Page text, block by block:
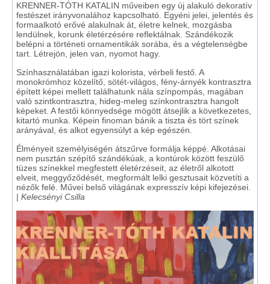
KRENNER-TÓTH KATALIN műveiben egy új alakuló dekoratív
festészet irányvonalához kapcsolható. Egyéni jelei, jelentés és
formaalkotó erővé alakulnak át, életre kelnek, mozgásba
lendülnek, korunk életérzésére reflektálnak. Szándékozik
belépni a történeti ornamentikák sorába, és a végtelenségbe
tart. Létrejön, jelen van, nyomot hagy.
Színhasználatában igazi kolorista, vérbeli festő. A
monokrómhoz közelítő, sötét-világos, fény-árnyék kontrasztra
épített képei mellett találhatunk nála színpompás, magában
való szintkontrasztra, hideg-meleg színkontrasztra hangolt
képeket. A festői könnyedsége mögött átsejlik a következetes,
kitartó munka. Képein finoman bánik a tiszta és tört színek
arányával, és alkot egyensúlyt a kép egészén.
Élményeit személyiségén átszűrve formálja képpé. Alkotásai
nem pusztán szépítő szándékúak, a kontúrok között feszülő
tüzes színekkel megfestett életérzéseit, az életről alkotott
elveit, meggyőződését, megformált lelki gesztusait közvetíti a
nézők felé. Művei belső világának expresszív képi kifejezései.
| Kelecsényi Csilla